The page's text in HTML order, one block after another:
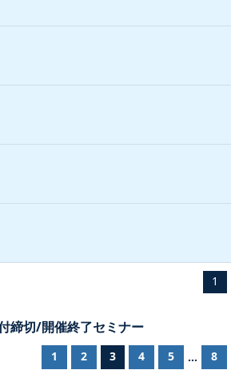
1
締切/開催終了セミナー
1 2 3 4 5 ... 8